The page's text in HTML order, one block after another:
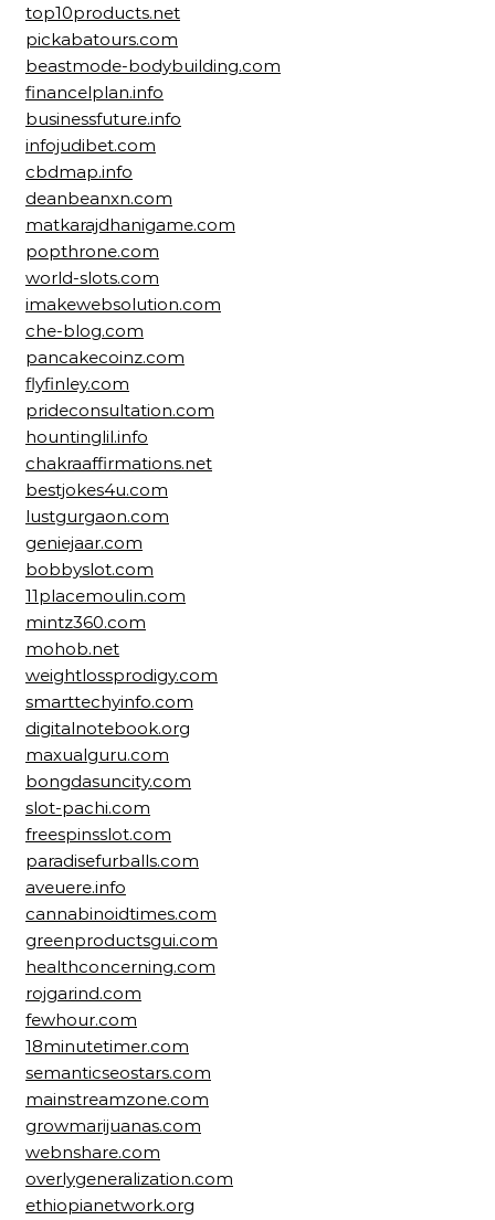
top10products.net
pickabatours.com
beastmode-bodybuilding.com
financelplan.info
businessfuture.info
infojudibet.com
cbdmap.info
deanbeanxn.com
matkarajdhanigame.com
popthrone.com
world-slots.com
imakewebsolution.com
che-blog.com
pancakecoinz.com
flyfinley.com
prideconsultation.com
hountinglil.info
chakraaffirmations.net
bestjokes4u.com
lustgurgaon.com
geniejaar.com
bobbyslot.com
11placemoulin.com
mintz360.com
mohob.net
weightlossprodigy.com
smarttechyinfo.com
digitalnotebook.org
maxualguru.com
bongdasuncity.com
slot-pachi.com
freespinsslot.com
paradisefurballs.com
aveuere.info
cannabinoidtimes.com
greenproductsgui.com
healthconcerning.com
rojgarind.com
fewhour.com
18minutetimer.com
semanticseostars.com
mainstreamzone.com
growmarijuanas.com
webnshare.com
overlygeneralization.com
ethiopianetwork.org